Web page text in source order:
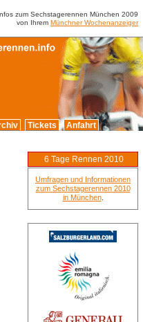
zum Sechstagerennen München 2009
von Ihrem Münchner Wochenanzeiger
Tickets Anfahrt
6 Tage Rennen 2010
Umfragen und Informationen
zum Sechstagerennen 2010
in München.